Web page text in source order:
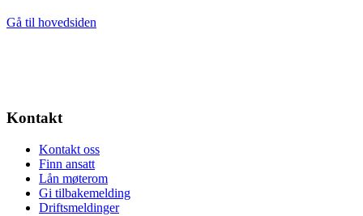
Gå til hovedsiden
Kontakt
Kontakt oss
Finn ansatt
Lån møterom
Gi tilbakemelding
Driftsmeldinger